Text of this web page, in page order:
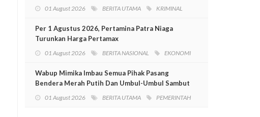
01 August 2026 BERITA UTAMA KRIMINAL
Per 1 Agustus 2026, Pertamina Patra Niaga
Turunkan Harga Pertamax
01 August 2026 BERITA NASIONAL EKONOMI
Wabup Mimika Imbau Semua Pihak Pasang
Bendera Merah Putih Dan Umbul-Umbul Sambut
01 August 2026 BERITA UTAMA PEMERINTAH